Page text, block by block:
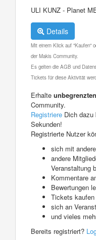
ULI KUNZ - Planet
Details
Mit einem Klick auf "Kaufen"
der Makis Community.
Es gelten die AGB und
Tickets für diese Aktivität
Erhalte unbegrenzten
Community.
Registriere Dich
Sekunden!
Registrierte Nutzer
sich mit
andere
Veranstaltung
Kommentare
Bewertungen
Tickets kaufen
sich an
und vieles
Bereits registriert?